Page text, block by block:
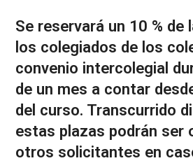
Se reservará un 10 % de
los colegiados de los
convenio intercolegial
de un mes a contar
del curso. Transcurrido
estas plazas podrán ser
otros solicitantes en